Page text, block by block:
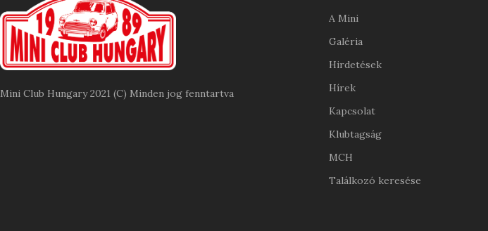
Mini Club Hungary 2021 (C) Minden jog fenntartva
A Mini
Galéria
Hirdetések
Hírek
Kapcsolat
Klubtagság
MCH
Találkozó keresése